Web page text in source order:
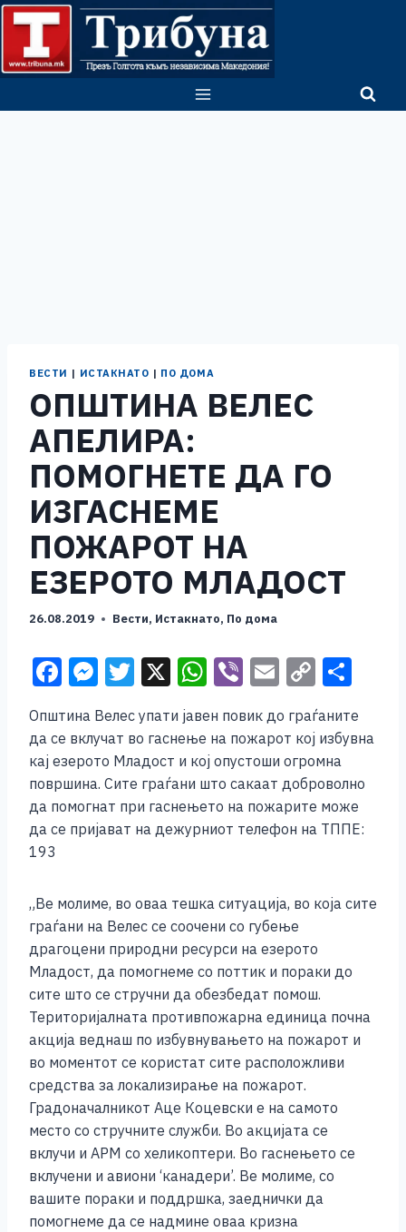
Skip
content
ВЕСТИ | ИСТАКНАТО | ПО ДОМА
ОПШТИНА ВЕЛЕС
АПЕЛИРА:
ПОМОГНЕТЕ ДА ГО
ИЗГАСНЕМЕ
ПОЖАРОТ НА
ЕЗЕРОТО МЛАДОСТ
26.08.2019 Вести, Истакнато, По дома
F
c
e
b
o
o
M
e
ss
e
n
g
er
T
tt
er
X W
at
s
A
p
p
Vi
er
E
ai
l
C
o
p
y
Li
n
k
ar
Општина Велес упати јавен повик до граѓаните
да се вклучат во гаснење на пожарот кој избувна
кај езерото Младост и кој опустоши огромна
површина. Сите граѓани што сакаат доброволно
да помогнат при гаснењето на пожарите може
да се пријават на дежурниот телефон на ТППЕ:
193
„Ве молиме, во оваа тешка ситуација, во која сите
граѓани на Велес се соочени со губење
драгоцени природни ресурси на езерото
Младост, да помогнеме со поттик и пораки до
сите што се стручни да обезбедат помош.
Територијалната противпожарна единица почна
акција веднаш по избувнувањето на пожарот и
во моментот се користат сите расположливи
средства за локализирање на пожарот.
Градоначалникот Аце Коцевски е на самото
место со стручните служби. Во акцијата се
вклучи и АРМ со хеликоптери. Во гаснењето се
вклучени и авиони ‘канадери’. Ве молиме, со
вашите пораки и поддршка, заеднички да
помогнеме да се надмине оваа кризна